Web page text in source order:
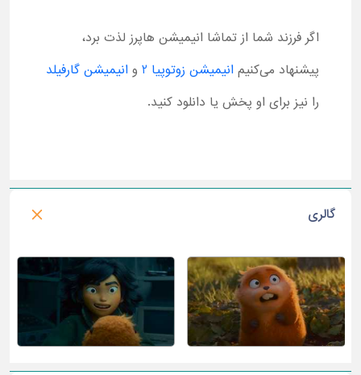
اگر فرزند شما از تماشا انیمیشن هاپرز لذت برد،
پیشنهاد می‌کنیم انیمیشن زوتوپیا 2 و انیمیشن گارفیلد
را نیز برای او پخش یا دانلود کنید.
گالری